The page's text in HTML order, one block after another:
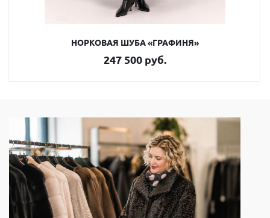
НОРКОВАЯ ШУБА «ГРАФИНЯ»
247 500 руб.